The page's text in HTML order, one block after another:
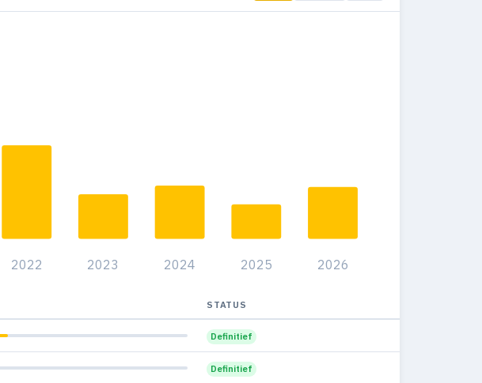
43 0 0%
0
0
2
1
2022 2023 2024 2025 2026
STATUS
Definitief
Definitief